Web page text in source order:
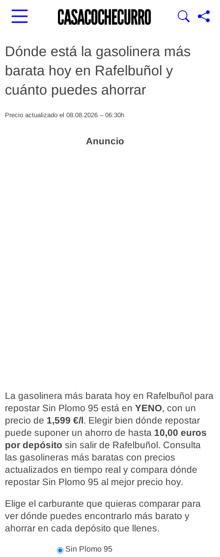
Dónde está la gasolinera más
barata hoy en Rafelbuñol y
cuánto puedes ahorrar
Precio actualizado el 08.08.2026 – 06:30h
La gasolinera más barata hoy en Rafelbuñol para
repostar Sin Plomo 95 está en YENO, con un
precio de 1,599 €/l. Elegir bien dónde repostar
puede suponer un ahorro de hasta 10,00 euros
por depósito sin salir de Rafelbuñol. Consulta
las gasolineras más baratas con precios
actualizados en tiempo real y compara dónde
repostar Sin Plomo 95 al mejor precio hoy.
Elige el carburante que quieras comparar para
ver dónde puedes encontrarlo más barato y
ahorrar en cada depósito que llenes.
Sin Plomo 95